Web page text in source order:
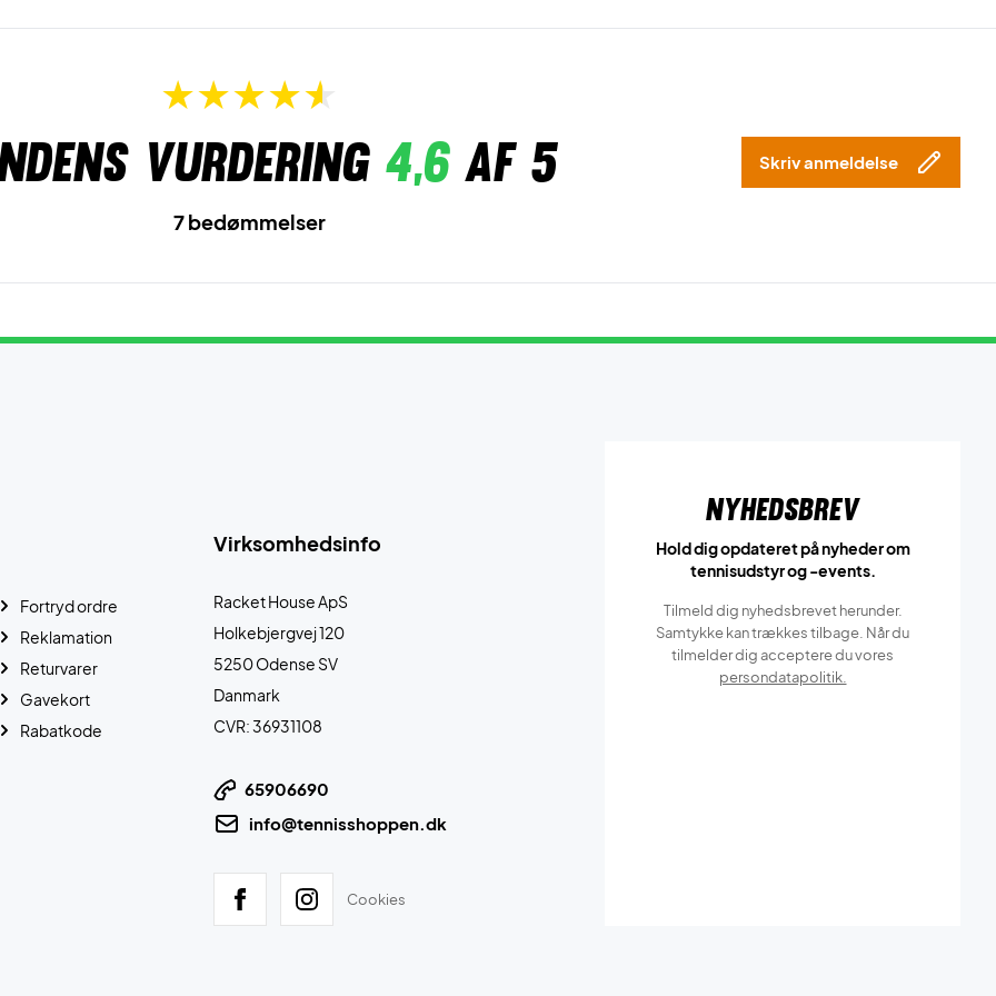
vurdering 4,6af 5 Skriv anmeldelse
7 bedømmelser
Virksomhedsinfo
Racket House ApS
Holkebjergvej 120
5250 Odense SV
Danmark
CVR: 36931108
65906690
info@tennisshoppen.dk
Cookies
Fortryd ordre
Reklamation
Returvarer
Gavekort
Rabatkode
Nyhedsbrev
Hold dig opdateret på nyheder om
tennisudstyr og -events.
Tilmeld dig nyhedsbrevet herunder.
Samtykke kan trækkes tilbage. Når du
tilmelder dig acceptere du vores
persondatapolitik.